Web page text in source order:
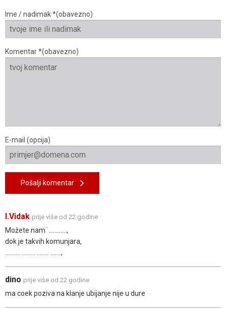
Ime / nadimak *(obavezno)
Komentar *(obavezno)
E-mail (opcija)
Pošalji komentar
I.Vidak prije više od 22 godine
Možete nam¨............,
dok je takvih komunjara,
.......... ......... ........ .......,
dino prije više od 22 godine
ma coek poziva na klanje ubijanje nije u dure